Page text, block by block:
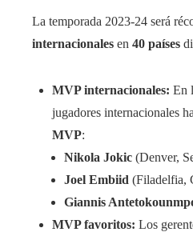
La temporada 2023-24 será
internacionales en 40 países
MVP internacionales: En
jugadores internacionales
MVP:
Nikola Jokic (Denver,
Joel Embiid (Filadelfia,
Giannis
MVP favoritos: Los